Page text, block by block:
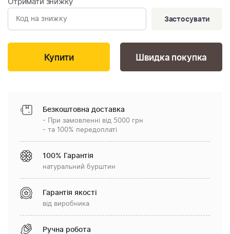
Отримати знижку
Застосувати
Швидка покупка
Безкоштовна доставка
- При замовленні від 5000 грн
- та 100% передоплаті
100% Гарантія
натуральний бурштин
Гарантія якості
від виробника
Ручна робота